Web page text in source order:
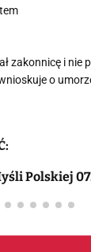
zakonnicę i nie
o
Polskiej